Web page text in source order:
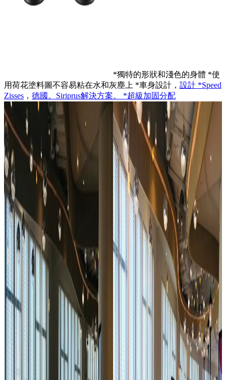
*獨特的形狀和淺色的身體 *使
用荷花塗料圖不容易粘在水和灰塵上 *車身設計， 設計 *Speed
Zisses ， 德國。Siriprus解決方案。 *超級加固分配